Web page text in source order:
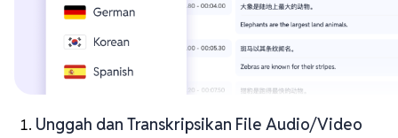
Unggah dan Transkripsikan File Audio/Video